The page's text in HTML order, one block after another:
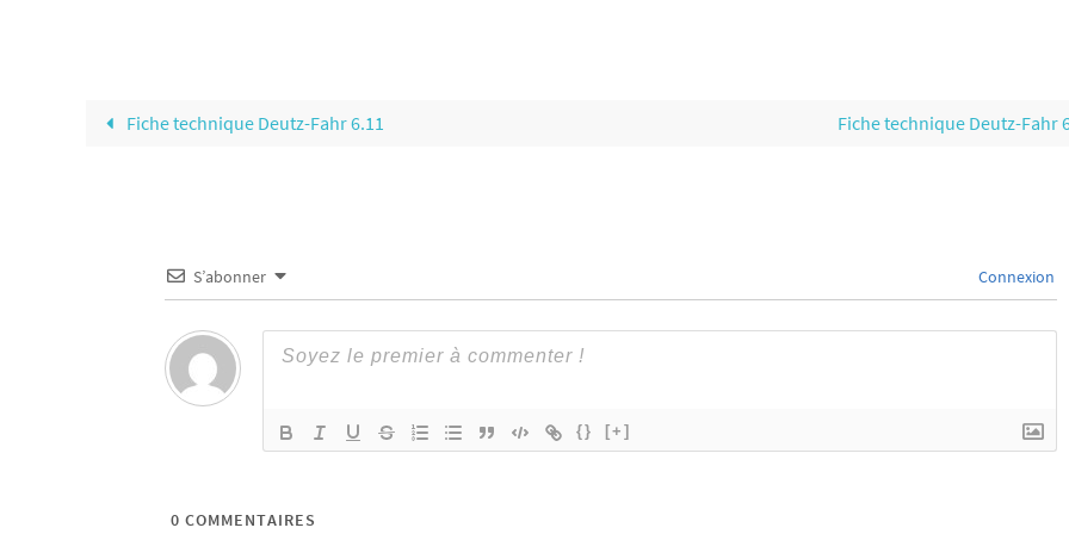
Fiche technique Deutz-Fahr 6.11 Fiche technique Deutz-Fahr
S’abonner Connexion
{} [+]
0 COMMENTAIRES